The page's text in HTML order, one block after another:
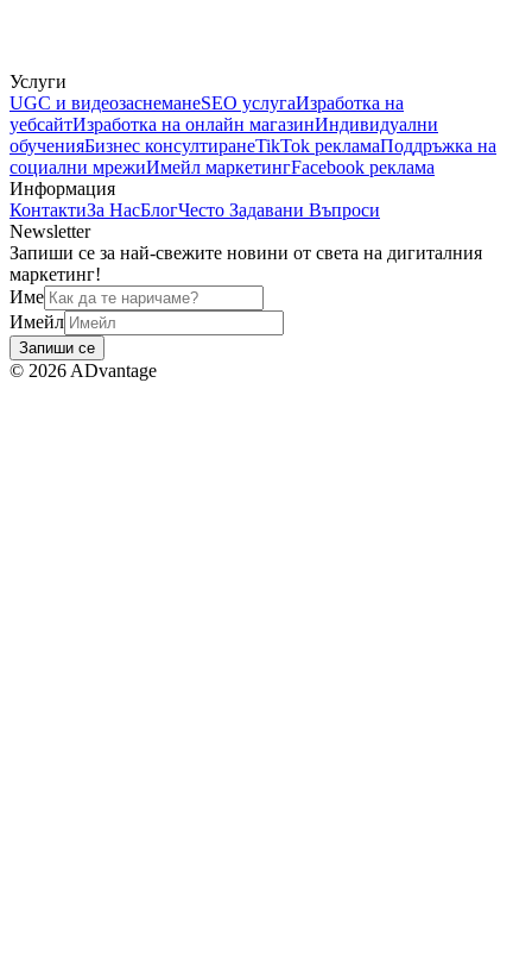
Услуги
UGC и видеозаснеманеSEO услугаИзработка на
уебсайтИзработка на онлайн магазинИндивидуални
обученияБизнес консултиранеTikTok рекламаПоддръжка на
социални мрежиИмейл маркетингFacebook реклама
Информация
КонтактиЗа НасБлогЧесто Задавани Въпроси
Newsletter
Запиши се за най-свежите новини от света на дигиталния
маркетинг!
Име
Имейл
Запиши се
© 2026 ADvantage